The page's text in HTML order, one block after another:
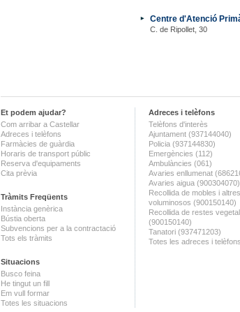
Centre d'Atenció
C. de Ripollet, 30
Et podem ajudar?
Com arribar a Castellar
Adreces i telèfons
Farmàcies de guàrdia
Horaris de transport públic
Reserva d'equipaments
Cita prèvia
Tràmits Freqüents
Instància genèrica
Bústia oberta
Subvencions per a la contractació
Tots els tràmits
Situacions
Busco feina
He tingut un fill
Em vull formar
Totes les situacions
Adreces i telèfons
Telèfons d'interès
Ajuntament (937144040)
Policia (937144830)
Emergències (112)
Ambulàncies (061)
Avaries enllumenat
Avaries aigua (900304070)
Recollida de mobles i altres
voluminosos (900150140)
Recollida de restes
(900150140)
Tanatori (937471203)
Totes les adreces i telèfons